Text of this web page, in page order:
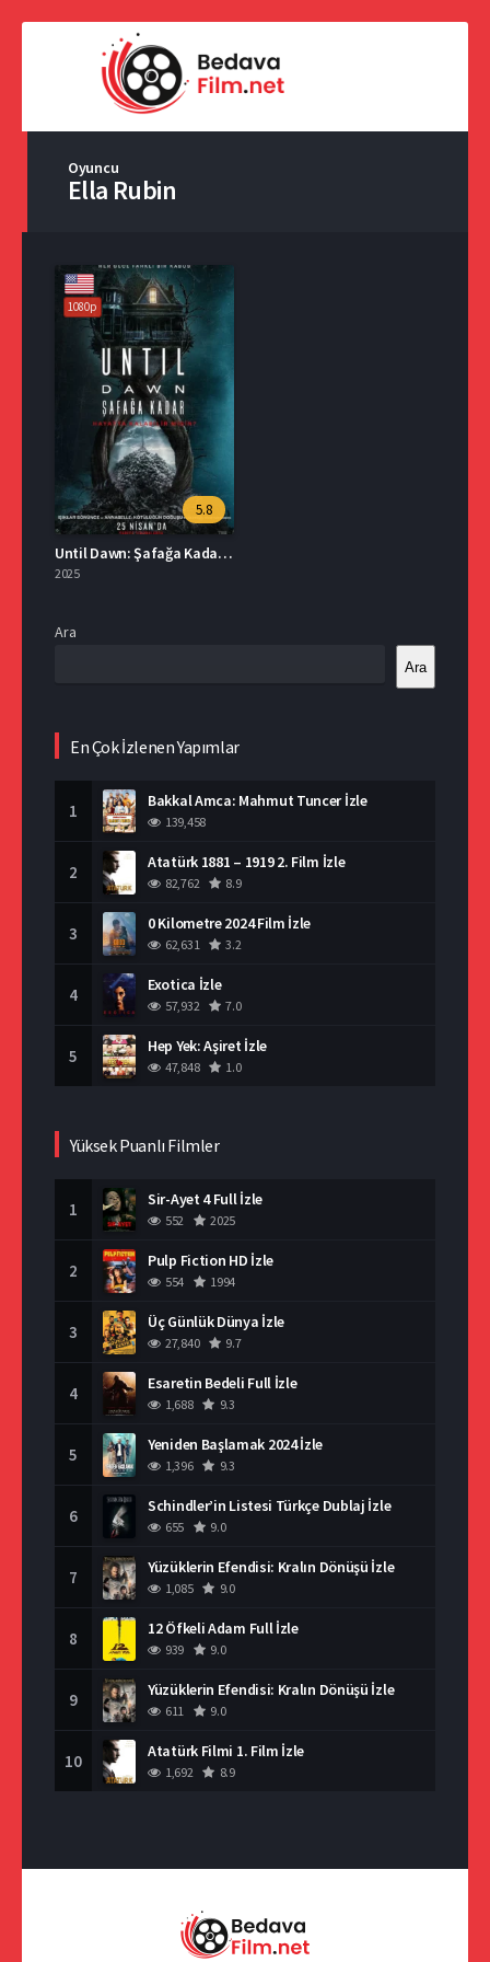
Oyuncu
Ella Rubin
1080p
5.8
Until Dawn: Şafağa Kadar İzle
2025
Ara
Ara
En Çok İzlenen Yapımlar
1 Bakkal Amca: Mahmut Tuncer İzle
139,458
2 Atatürk 1881 – 1919 2. Film İzle
82,762 8.9
3 0 Kilometre 2024 Film İzle
62,631 3.2
4 Exotica İzle
57,932 7.0
5 Hep Yek: Aşiret İzle
47,848 1.0
Yüksek Puanlı Filmler
1 Sir-Ayet 4 Full İzle
552 2025
2 Pulp Fiction HD İzle
554 1994
3 Üç Günlük Dünya İzle
27,840 9.7
4 Esaretin Bedeli Full İzle
1,688 9.3
5 Yeniden Başlamak 2024 İzle
1,396 9.3
6 Schindler’in Listesi Türkçe Dublaj İzle
655 9.0
7 Yüzüklerin Efendisi: Kralın Dönüşü İzle
1,085 9.0
8 12 Öfkeli Adam Full İzle
939 9.0
9 Yüzüklerin Efendisi: Kralın Dönüşü İzle
611 9.0
10 Atatürk Filmi 1. Film İzle
1,692 8.9